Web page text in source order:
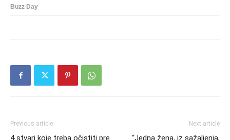
Previous article Next article